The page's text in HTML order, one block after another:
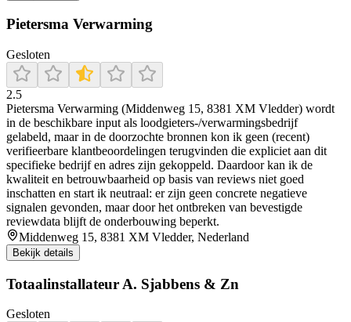
Pietersma Verwarming
Gesloten
2.5
Pietersma Verwarming (Middenweg 15, 8381 XM Vledder) wordt
in de beschikbare input als loodgieters-/verwarmingsbedrijf
gelabeld, maar in de doorzochte bronnen kon ik geen (recent)
verifieerbare klantbeoordelingen terugvinden die expliciet aan dit
specifieke bedrijf en adres zijn gekoppeld. Daardoor kan ik de
kwaliteit en betrouwbaarheid op basis van reviews niet goed
inschatten en start ik neutraal: er zijn geen concrete negatieve
signalen gevonden, maar door het ontbreken van bevestigde
reviewdata blijft de onderbouwing beperkt.
Middenweg 15, 8381 XM Vledder, Nederland
Bekijk details
Totaalinstallateur A. Sjabbens & Zn
Gesloten